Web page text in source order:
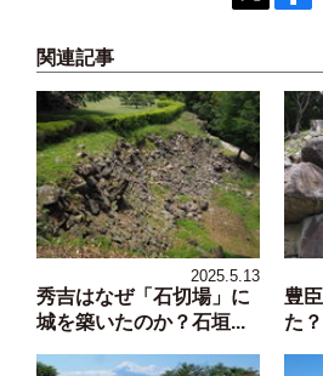
関連記事
2025.5.13
秀吉はなぜ「石切場」に
城を築いたのか？石垣...
豊
た